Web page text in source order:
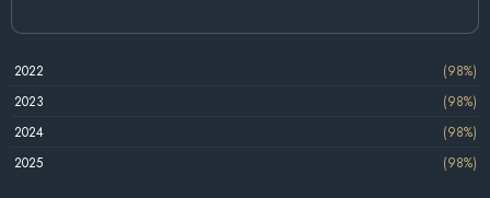
2022
(98%)
2023
(98%)
2024
(98%)
2025
(98%)